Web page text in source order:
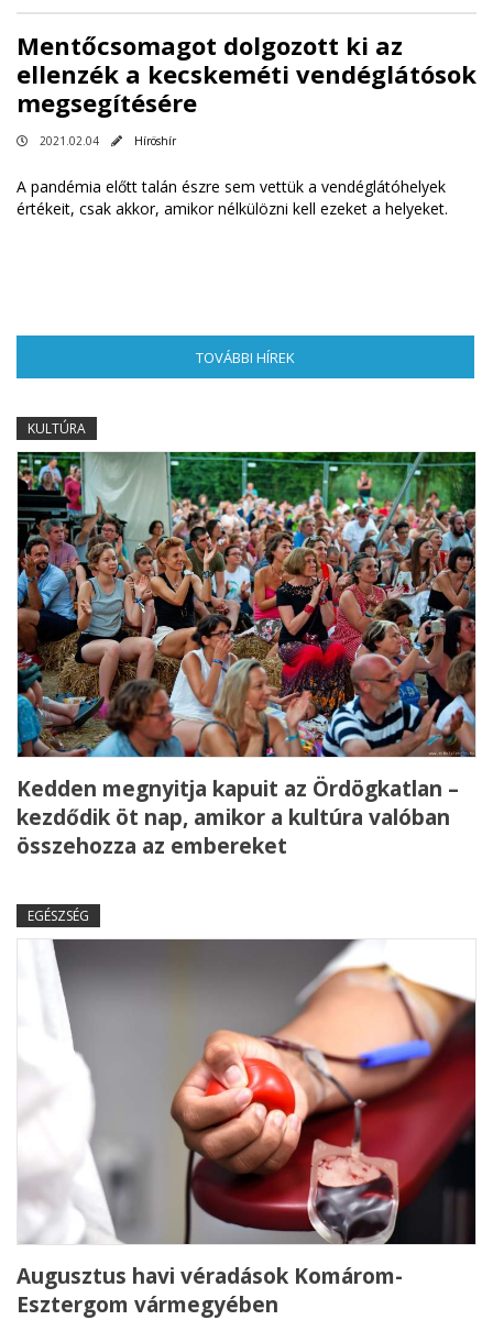
Mentőcsomagot dolgozott ki az
ellenzék a kecskeméti vendéglátósok
megsegítésére
2021.02.04 Híröshír
A pandémia előtt talán észre sem vettük a vendéglátóhelyek
értékeit, csak akkor, amikor nélkülözni kell ezeket a helyeket.
TOVÁBBI HÍREK
KULTÚRA
Kedden megnyitja kapuit az Ördögkatlan –
kezdődik öt nap, amikor a kultúra valóban
összehozza az embereket
EGÉSZSÉG
Augusztus havi véradások Komárom-
Esztergom vármegyében